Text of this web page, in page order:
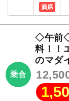
満席
乗合
◇午前
料！！
のマダ